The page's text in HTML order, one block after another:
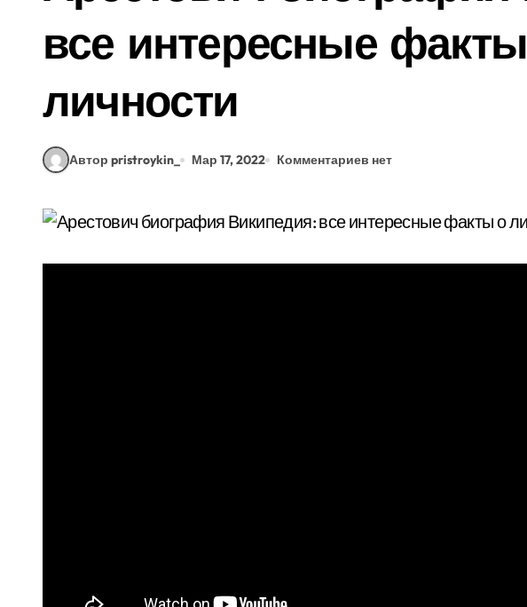
все интересные
личности
Автор pristroykin_ Мар 17, 2022 Комментариев нет